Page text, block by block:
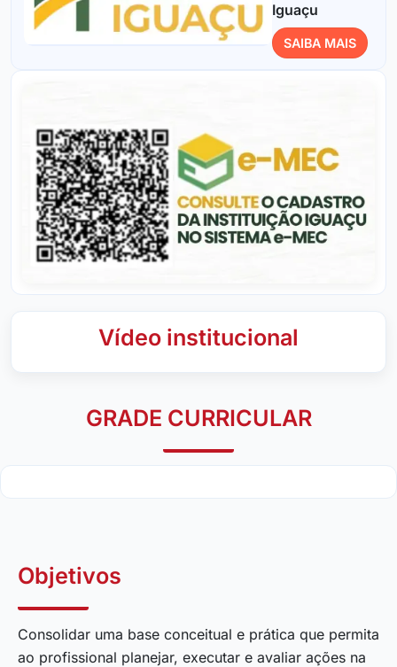
Iguaçu
SAIBA MAIS
Vídeo institucional
GRADE CURRICULAR
Objetivos
Consolidar uma base conceitual e prática que permita
ao profissional planejar, executar e avaliar ações na